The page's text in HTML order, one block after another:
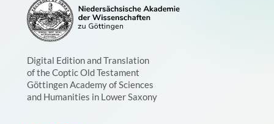
Digital Edition and Translation
of the Coptic Old Testament
Göttingen Academy of Sciences
and Humanities in Lower Saxony